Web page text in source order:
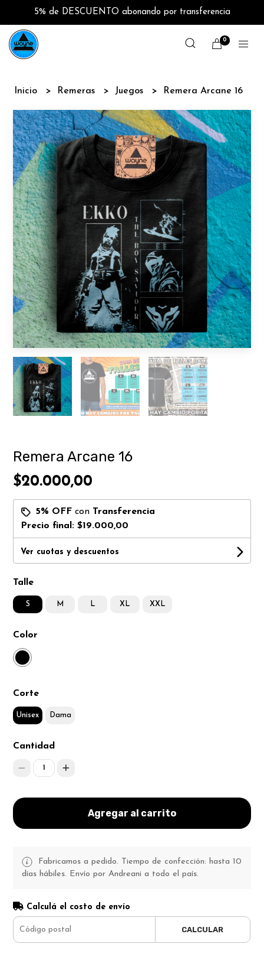
5% de DESCUENTO abonando por transferencia
0
Inicio Remeras Juegos Remera Arcane 16
Remera Arcane 16
$20.000,00
5% OFF con Transferencia
Precio final:$19.000,00
Ver cuotas y descuentos
Talle
S M L XL XXL
Color
Corte
Unisex Dama
Cantidad
1
Agregar al carrito
Fabricamos a pedido. Tiempo de confección: hasta 10
días hábiles. Envío por Andreani a todo el país.
Calculá el costo de envío
CALCULAR